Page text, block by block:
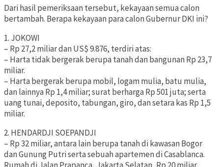
Dari hasil pemeriksaan tersebut, kekayaan semua calon
bertambah. Berapa kekayaan para calon Gubernur DKI ini?
1. JOKOWI
– Rp 27,2 miliar dan US$ 9.876, terdiri atas:
– Harta tidak bergerak berupa tanah dan bangunan Rp 23,7
miliar.
– Harta bergerak berupa mobil, logam mulia, batu mulia,
dan lainnya Rp 1,4 miliar; surat berharga Rp 501 juta; serta
uang tunai, deposito, tabungan, giro, dan setara kas Rp 1,5
miliar.
2. HENDARDJI SOEPANDJI
– Rp 32 miliar, antara lain berupa tanah di kawasan Bogor
dan Gunung Putri serta sebuah apartemen di Casablanca.